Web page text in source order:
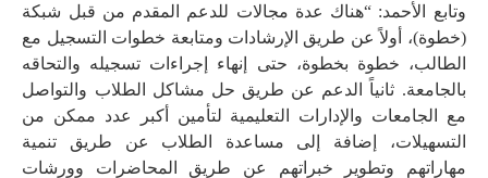
وتابع الأحمد: “هناك عدة مجالات للدعم المقدم من قبل شبكة
(خطوة)، أولاً عن طريق الإرشادات ومتابعة خطوات التسجيل مع
الطالب، خطوة بخطوة، حتى إنهاء إجراءات تسجيله والتحاقه
بالجامعة. ثانياً الدعم عن طريق حل مشاكل الطلاب والتواصل
مع الجامعات والإدارات التعليمية لتأمين أكبر عدد ممكن من
التسهيلات، إضافة إلى مساعدة الطلاب عن طريق تنمية
مهاراتهم وتطوير خبراتهم عن طريق المحاضرات وورشات